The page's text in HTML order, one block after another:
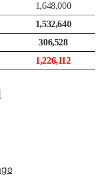
1,648,000
1,532,640
306,528
1,226,112